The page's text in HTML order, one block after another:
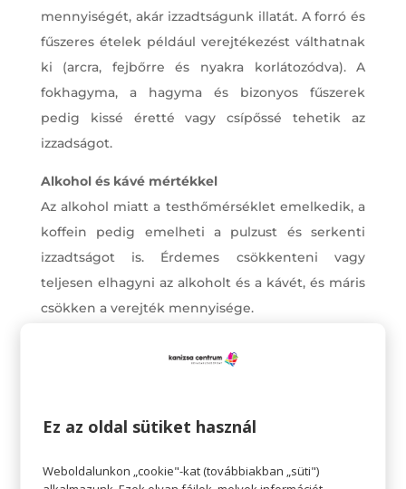
mennyiségét, akár izzadtságunk illatát. A forró és
fűszeres ételek például verejtékezést válthatnak
ki (arcra, fejbőrre és nyakra korlátozódva). A
fokhagyma, a hagyma és bizonyos fűszerek
pedig kissé éretté vagy csípőssé tehetik az
izzadságot.
Alkohol és kávé mértékkel
Az alkohol miatt a testhőmérséklet emelkedik, a
koffein pedig emelheti a pulzust és serkenti
izzadtságot is. Érdemes csökkenteni vagy
teljesen elhagyni az alkoholt és a kávét, és máris
csökken a verejték mennyisége.
a testápolókat, hidratáló
plusz réteget rak a bőrre. Ha más bőrbetegségek
üzletközpontunk drogériájában olyan könnyű,
Ez az oldal sütiket használ
Weboldalunkon „cookie"-kat (továbbiakban „süti")